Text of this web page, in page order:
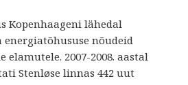
Kopenhaageni lähedal
energiatõhususe nõudeid
2007-2008. aastal
Stenløse linnas 442 uut